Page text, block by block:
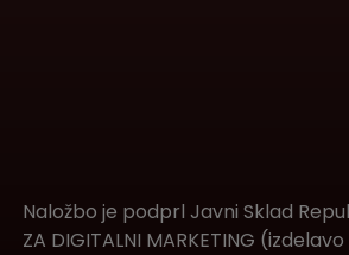
Naložbo je podprl Javni Sklad
ZA DIGITALNI MARKETING